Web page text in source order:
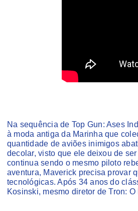
Na sequência de Top Gun: Ases
à moda antiga da Marinha que
quantidade de aviões inimigos
decolar, visto que ele deixou de
continua sendo o mesmo piloto
aventura, Maverick precisa provar
tecnológicas. Após 34 anos do
Kosinski, mesmo diretor de Tron: